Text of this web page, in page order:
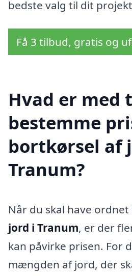
bedste valg til dit
Få 3 tilbud, gratis og
Hvad er med
bestemme
bortkørsel af
Tranum?
Når du skal have ordnet
jord i Tranum, er der
kan påvirke prisen. For
mængden af jord, der